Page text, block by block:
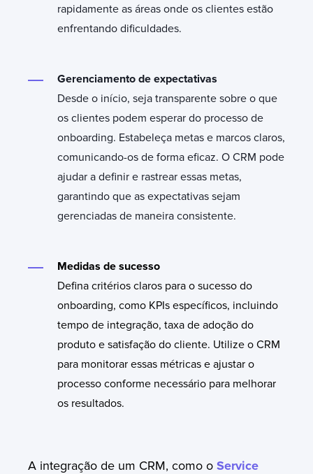
rapidamente as áreas onde os clientes estão
enfrentando dificuldades.
Gerenciamento de expectativas
Desde o início, seja transparente sobre o que
os clientes podem esperar do processo de
onboarding. Estabeleça metas e marcos claros,
comunicando-os de forma eficaz. O CRM pode
ajudar a definir e rastrear essas metas,
garantindo que as expectativas sejam
gerenciadas de maneira consistente.
Medidas de sucesso
Defina critérios claros para o sucesso do
onboarding, como KPIs específicos, incluindo
tempo de integração, taxa de adoção do
produto e satisfação do cliente. Utilize o CRM
para monitorar essas métricas e ajustar o
processo conforme necessário para melhorar
os resultados.
A integração de um CRM, como o Service